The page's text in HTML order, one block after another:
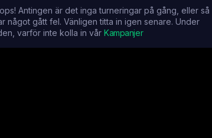
Antingen är det inga turneringar på gång, eller så
något gått fel. Vänligen titta in igen senare. Under
varför inte kolla in vår Kampanjer